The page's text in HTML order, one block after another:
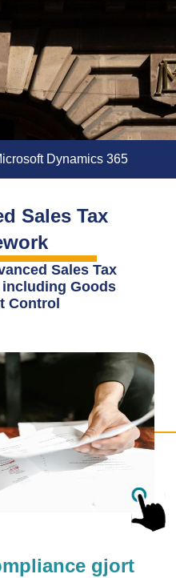
Dynamics 365
Sales Tax
Sales Tax
including Goods
Control
gjort